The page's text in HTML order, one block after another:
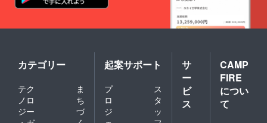
カテゴリー
テク
ノロ
ジー
ま
ち
づ
起案サポート
プ
ロ
ジ
ス
タ
ッ
サ
ー
ビ
ス
CAMP
FIRE
につい
て